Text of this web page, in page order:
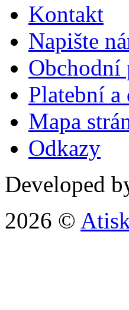
Kontakt
Napište
Platební
Mapa
Odkazy
Developed
2026 ©